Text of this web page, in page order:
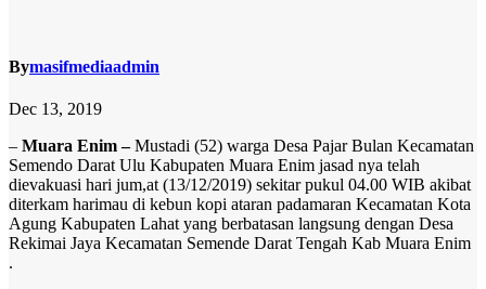
Bymasifmediaadmin
Dec 13, 2019
– Muara Enim –Mustadi (52) warga Desa Pajar Bulan Kecamatan
Semendo Darat Ulu Kabupaten Muara Enim jasad nya telah
dievakuasi hari jum,at (13/12/2019) sekitar pukul 04.00 WIB akibat
diterkam harimau di kebun kopi ataran padamaran Kecamatan Kota
Agung Kabupaten Lahat yang berbatasan langsung dengan Desa
Rekimai Jaya Kecamatan Semende Darat Tengah Kab Muara Enim
.